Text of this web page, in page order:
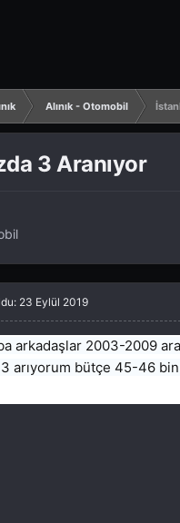
Alınık - Otomobil
3 Aranıyor
23 Eylül 2019
arkadaşlar 2003-2009
arıyorum bütçe 45-46